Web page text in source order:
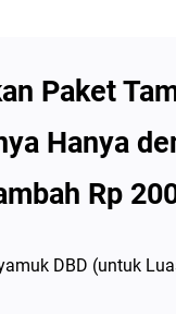
Paket
Hanya
Rp
DBD (untuk